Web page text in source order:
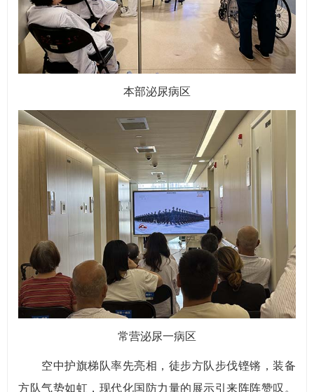
本部泌尿病区
常营泌尿一病区
空中护旗梯队率先亮相，徒步方队步伐铿锵，装备
方队气势如虹，现代化国防力量的展示引来阵阵赞叹。